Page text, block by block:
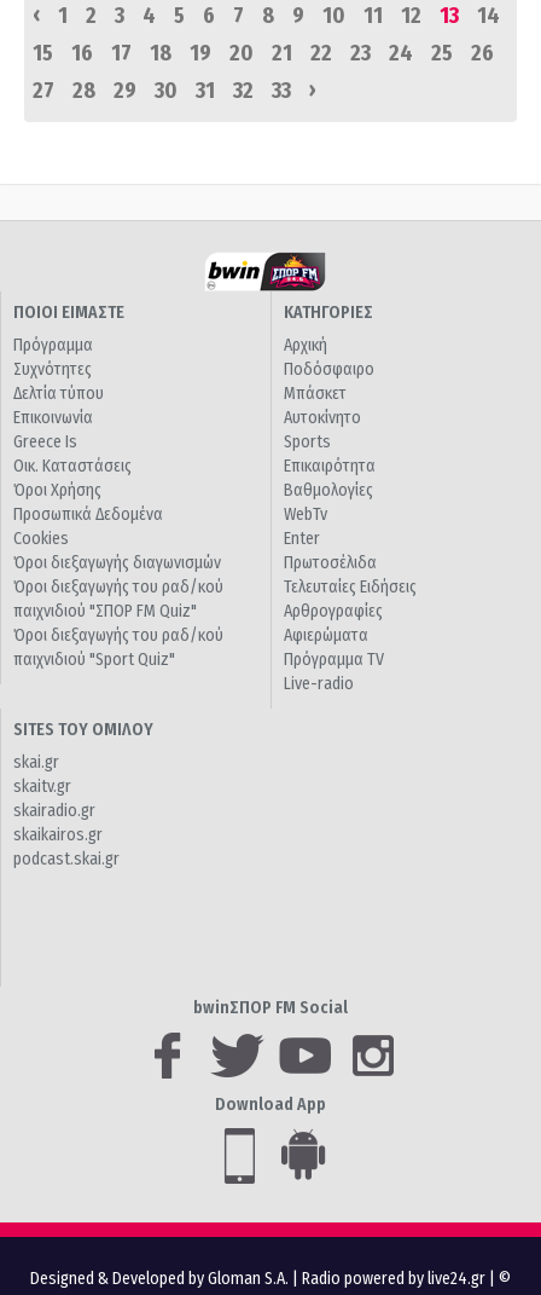
‹
1 2 3 4 5 6 7 8 9 10 11 12 13
14
15
16 17 18 19 20 21 22 23 24 25
26
27
28 29 30 31 32 33 ›
ΠΟΙΟΙ ΕΙΜΑΣΤΕ
Πρόγραμμα
Συχνότητες
Δελτία τύπου
Επικοινωνία
Greece Is
Οικ. Καταστάσεις
Όροι Χρήσης
Προσωπικά Δεδομένα
Cookies
Όροι διεξαγωγής διαγωνισμών
Όροι διεξαγωγής του ραδ/κού
παιχνιδιού "ΣΠΟΡ FM Quiz"
Όροι διεξαγωγής του ραδ/κού
παιχνιδιού "Sport Quiz"
ΚΑΤΗΓΟΡΙΕΣ
Αρχική
Ποδόσφαιρο
Μπάσκετ
Αυτοκίνητο
Sports
Επικαιρότητα
Βαθμολογίες
WebTv
Enter
Πρωτοσέλιδα
Τελευταίες Ειδήσεις
Αρθρογραφίες
Αφιερώματα
Πρόγραμμα TV
Live-radio
SITES ΤΟΥ ΟΜΙΛΟΥ
skai.gr
skaitv.gr
skairadio.gr
skaikairos.gr
podcast.skai.gr
bwinΣΠΟΡ FM Social
Download App
Designed & Developed by Gloman S.A. Radio powered by live24.gr | ©